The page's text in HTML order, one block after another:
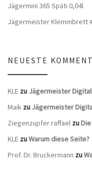
Jägermini 365 Späti 0,04l
Jägermeister Klemmbrett
NEUESTE
KLE zu Jägermeister
Maik zu Jägermeister
Ziegenzupfer raffael zu
KLE zuWarum diese Seite?
Prof. Dr. Bruckermann zu